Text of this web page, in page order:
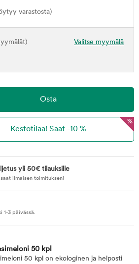
varastosta)
Valitse myymälä
%
yli 50€ tilauksille
ilmaisen toimituksen!
1-3 päivässä.
50 kpl
50 kpl on ekologinen ja helposti